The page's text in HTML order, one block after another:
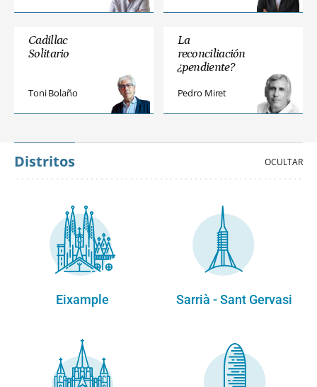
Cadillac
Solitario
Toni Bolaño
La
reconciliación
¿pendiente?
Pedro Miret
Distritos
Eixample Sarrià - Sant Gervasi